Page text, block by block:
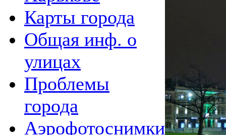
Карты города
Общая инф. о
улицах
Проблемы
города
Аэрофотоснимки